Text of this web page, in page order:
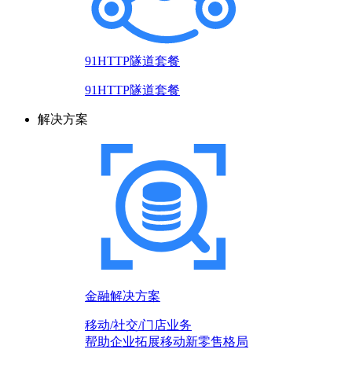
91HTTP隧道套餐
91HTTP隧道套餐
解决方案
金融解决方案
移动/社交/门店业务
帮助企业拓展移动新零售格局